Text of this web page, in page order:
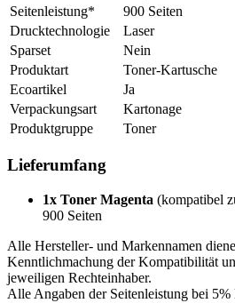
Seitenleistung*
900 Seiten
Drucktechnologie
Laser
Sparset
Nein
Produktart
Toner-Kartusche
Ecoartikel
Ja
Verpackungsart
Kartonage
Produktgruppe
Toner
Lieferumfang
1x Toner Magenta (kompatibel
900 Seiten
Alle Hersteller- und Markennamen
Kenntlichmachung der Kompatibilität
jeweiligen Rechteinhaber.
Alle Angaben der Seitenleistung bei